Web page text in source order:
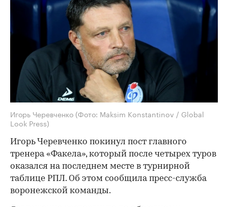
Игорь Черевченко (Фото: Maksim Konstantinov / Global
Look Press)
Игорь Черевченко покинул пост главного
тренера «Факела», который после четырех туров
оказался на последнем месте в турнирной
таблице РПЛ. Об этом сообщила пресс-служба
воронежской команды.